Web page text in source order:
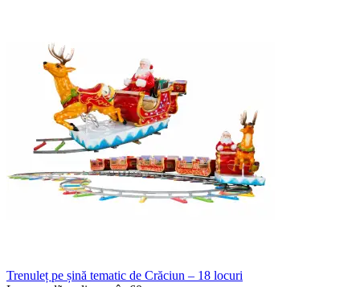
Trenuleț pe șină tematic de Crăciun – 18 locuri